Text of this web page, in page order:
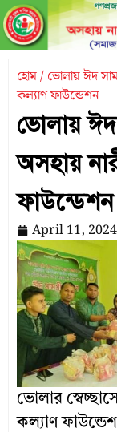
হোম / ভোলায় ঈদ
কল্যাণ ফাউন্ডেশন
ভোলায়
অসহায়
ফাউন্ডেশন
April 11, 2024
ভোলার
কল্যাণ